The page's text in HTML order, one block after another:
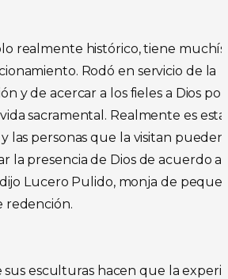
realmente histórico, tiene
Rodó en servicio de la
y de acercar a los fieles a Dios por
sacramental. Realmente es esta
las personas que la visitan pueden
la presencia de Dios de acuerdo a
Lucero Pulido, monja de
redención.
sus esculturas hacen que la